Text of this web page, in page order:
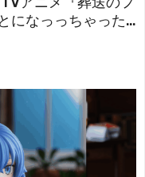
になっっちゃった